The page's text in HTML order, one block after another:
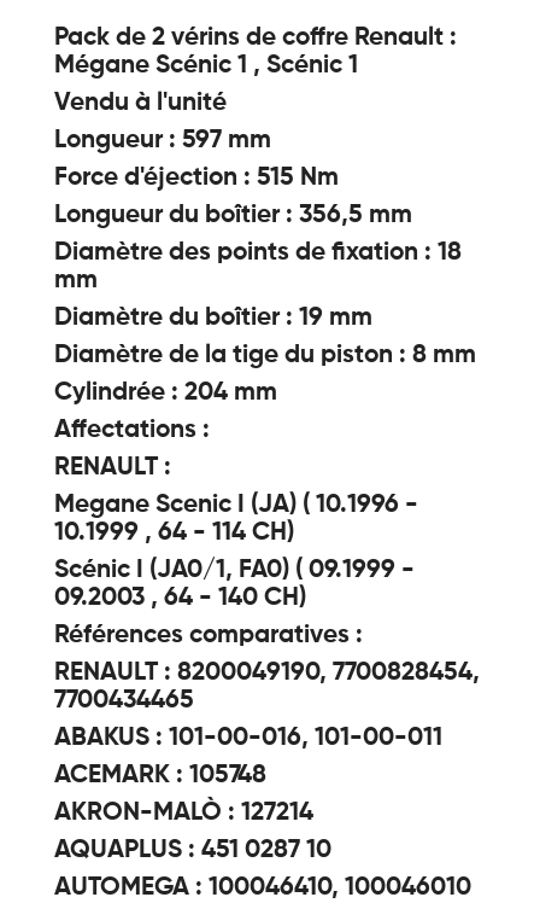
Pack de 2 vérins de coffre Renault :
Mégane Scénic 1 , Scénic 1
Vendu à l'unité
Longueur : 597 mm
Force d'éjection : 515 Nm
Longueur du boîtier : 356,5 mm
Diamètre des points de fixation : 18
mm
Diamètre du boîtier : 19 mm
Diamètre de la tige du piston : 8 mm
Cylindrée : 204 mm
Affectations :
RENAULT :
Megane Scenic I (JA) ( 10.1996 -
10.1999 , 64 - 114 CH)
Scénic I (JA0/1, FA0) ( 09.1999 -
09.2003 , 64 - 140 CH)
Références comparatives :
RENAULT : 8200049190, 7700828454,
7700434465
ABAKUS : 101-00-016, 101-00-011
ACEMARK : 105748
AKRON-MALÒ : 127214
AQUAPLUS : 451 0287 10
AUTOMEGA : 100046410, 100046010